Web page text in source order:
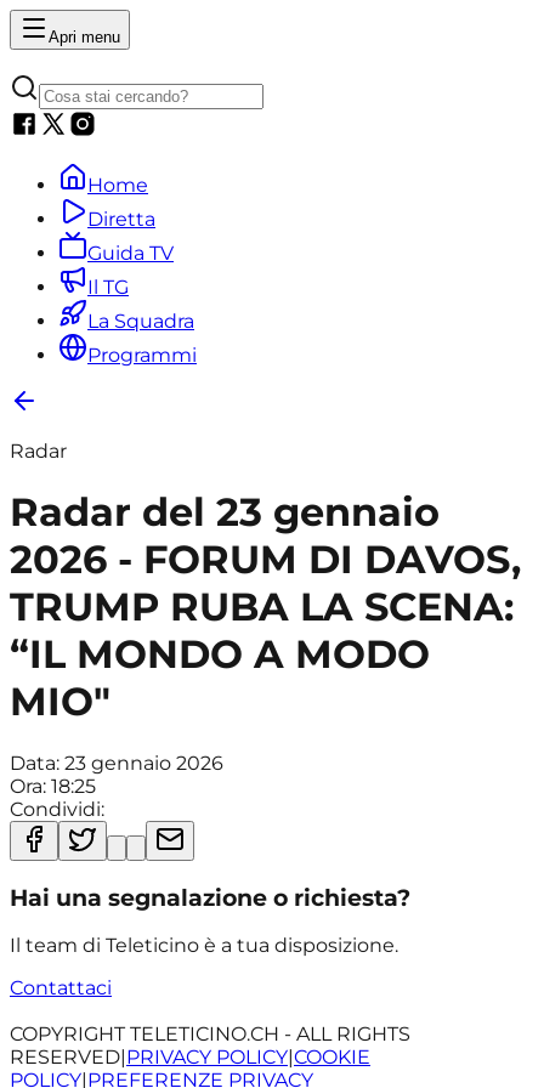
Apri menu
Home
Diretta
Guida TV
Il TG
La Squadra
Programmi
Radar
Radar del 23 gennaio
2026 - FORUM DI DAVOS,
TRUMP RUBA LA SCENA:
“IL MONDO A MODO
MIO"
Data: 23 gennaio 2026
Ora: 18:25
Condividi:
Hai una segnalazione o richiesta?
Il team di Teleticino è a tua disposizione.
Contattaci
COPYRIGHT TELETICINO.CH - ALL RIGHTS
RESERVED|PRIVACY POLICY|COOKIE
POLICY|PREFERENZE PRIVACY